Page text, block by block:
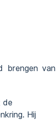
brengen van
de
Hij